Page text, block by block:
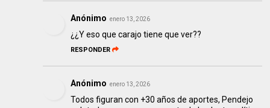
Anónimo enero 13, 2026
¿¿Y eso que carajo tiene que ver??
RESPONDER
Anónimo enero 13, 2026
Todos figuran con +30 años de aportes, Pendejo